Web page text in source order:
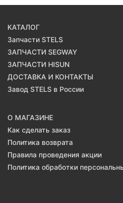
КАТАЛОГ
Запчасти STELS
ЗАПЧАСТИ SEGWAY
ЗАПЧАСТИ HISUN
ДОСТАВКА И КОНТАКТЫ
Завод STELS в России
О МАГАЗИНЕ
Как сделать заказ
Политика возврата
Правила проведения акции
Политика обработки